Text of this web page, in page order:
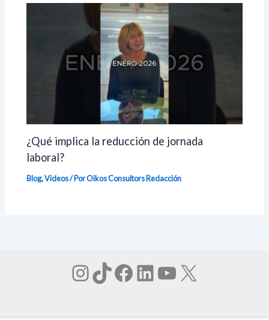
¿Qué implica la reducción de jornada
laboral?
Blog,Videos/ Por Oikos ConsultorsRedacción
Instagram
TikTok
Facebook
LinkedIn
YouTube
X